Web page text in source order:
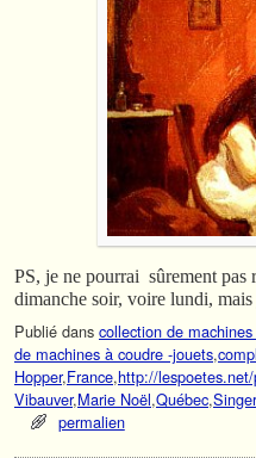
PS, je ne pourrai sûrement pas
dimanche soir, voire lundi,
Publié dans collection de
de machines à coudre -jouets,
Hopper,France,http://
Vibauver,Marie Noël,Québec,Singer
permalien